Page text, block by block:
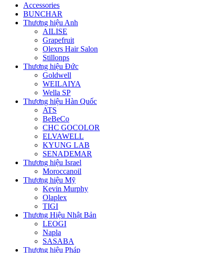
Accessories
BUNCHAR
Thương hiệu Anh
AILISE
Grapefruit
Olexrs Hair Salon
Stillonps
Thương hiệu Đức
Goldwell
WEILAIYA
Wella SP
Thương hiệu Hàn Quốc
ATS
BeBeCo
CHC GOCOLOR
ELVAWELL
KYUNG LAB
SENADEMAR
Thương hiệu Israel
Moroccanoil
Thương hiệu Mỹ
Kevin Murphy
Olaplex
TIGI
Thương Hiệu Nhật Bản
LEOGI
Napla
SASABA
Thương hiệu Pháp